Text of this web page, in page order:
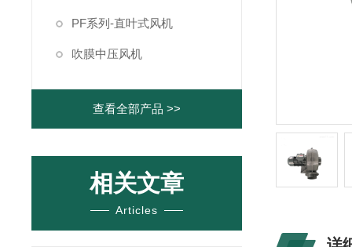
PF系列-直叶式风机
吹膜中压风机
查看全部产品 >>
相关文章
Articles